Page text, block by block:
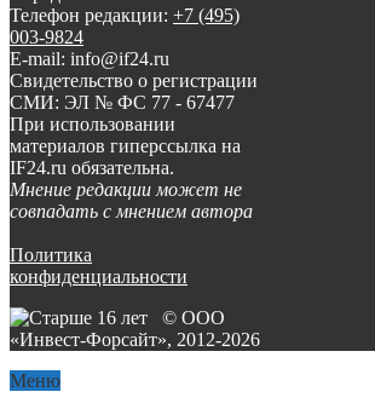
Телефон редакции: +7 (495)
003-9824
E-mail: info@if24.ru
Свидетельство о регистрации
СМИ: ЭЛ № ФС 77 - 67477
При использовании
материалов гиперссылка на
IF24.ru обязательна.
Мнение редакции может не
совпадать с мнением автора
Политика
конфиденциальности
© ООО
«Инвест-Форсайт», 2012-2026
Меню